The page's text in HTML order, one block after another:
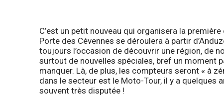
C’est un petit nouveau qui organisera la
Porte des Cévennes se déroulera à partir
toujours l’occasion de découvrir une région, de
surtout de nouvelles spéciales, bref un moment
manquer. Là, de plus, les compteurs seront « à
dans le secteur est le Moto-Tour, il y a quelques
souvent très disputée !